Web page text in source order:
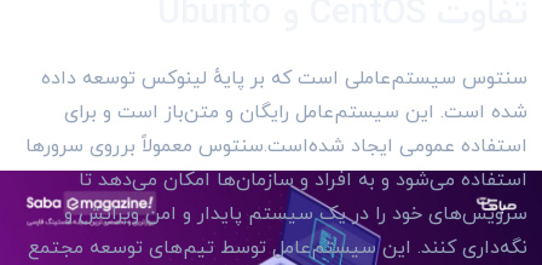
سنتوس سیستم‌عاملی است که بر پایهٔ لینوکس توسعه داده
شده است. این سیستم‌عامل رایگان و متن‌باز است و برای
استفاده عمومی ایجاد شده‌است.سنتوس معمولاً برروی سرورها
استفاده می‌شود و به افراد و سازمان‌ها امکان می‌دهد تا
سرویس‌های خود را در یک سیستم پایدار و امن ویرایش و
نگه‌داری کنند. این سیستم‌عامل توسط تیم‌های توسعه مجتمع